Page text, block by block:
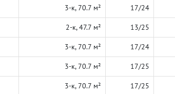
3-к, 70.7 м² 17/24
2-к, 47.7 м² 13/25
3-к, 70.7 м² 17/24
3-к, 70.7 м² 17/25
3-к, 70.7 м² 17/25